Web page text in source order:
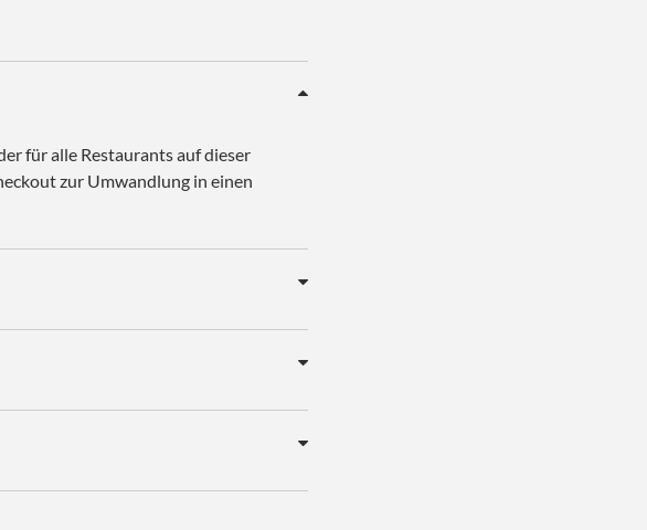
für alle Restaurants auf dieser
zur Umwandlung in einen